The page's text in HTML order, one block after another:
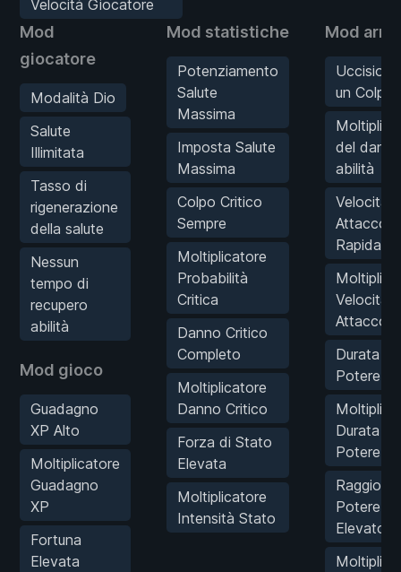
Velocità Giocatore
Mod
giocatore
Modalità Dio
Salute
Illimitata
Tasso di
rigenerazione
della salute
Nessun
tempo di
recupero
abilità
Mod gioco
Guadagno
XP Alto
Moltiplicatore
Guadagno
XP
Fortuna
Elevata
Mod statistiche
Potenziamento
Salute
Massima
Imposta Salute
Massima
Colpo Critico
Sempre
Moltiplicatore
Probabilità
Critica
Danno Critico
Completo
Moltiplicatore
Danno Critico
Forza di Stato
Elevata
Moltiplicatore
Intensità Stato
Mod armi
Uccisioni
un Colpo
del
abilità
Velocità
Attacco
Rapida
Velocità
Attacco
Durata
Potere
Durata
Potere
Raggio
Potere
Elevato